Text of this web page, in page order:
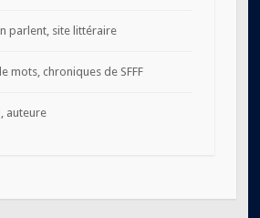
parlent, site littéraire
mots, chroniques de SFFF
auteure